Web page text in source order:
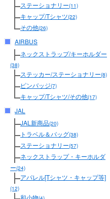
ステーショナリー(11)
キャップ/Tシャツ(22)
その他(26)
AIRBUS
ネックストラップ/キーホルダー
(38)
ステッカー/ステーショナリー(8)
ピンバッジ(7)
キャップ/Tシャツ/その他(17)
JAL
JAL新商品(20)
トラベル＆バッグ(38)
ステーショナリー(57)
ネックストラップ・キーホルダ
ー(24)
アパレル[Tシャツ・キャップ等]
(12)